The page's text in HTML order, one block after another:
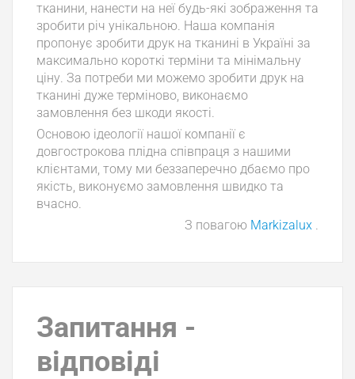
тканини, нанести на неї будь-які зображення та
зробити річ унікальною. Наша компанія
пропонує зробити друк на тканині в Україні за
максимально короткі терміни та мінімальну
ціну. За потреби ми можемо зробити друк на
тканині дуже терміново, виконаємо
замовлення без шкоди якості.
Основою ідеології нашої компанії є
довгострокова плідна співпраця з нашими
клієнтами, тому ми беззаперечно дбаємо про
якість, виконуємо замовлення швидко та
вчасно.
З повагою Markizalux .
Запитання -
відповіді